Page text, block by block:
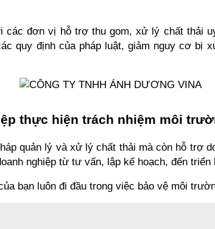
đơn vị hỗ trợ thu gom, xử lý chất thải
quy định của pháp luật, giảm nguy cơ bị
thực hiện trách nhiệm môi
quản lý và xử lý chất thải mà còn hỗ trợ
nghiệp từ tư vấn, lập kế hoạch, đến
bạn luôn đi đầu trong việc bảo vệ môi